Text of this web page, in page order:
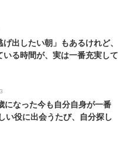
出したい朝」もあるけれど、
いる時間が、実は一番充実して
になった今も自分自身が一番
い役に出会うたび、自分探し